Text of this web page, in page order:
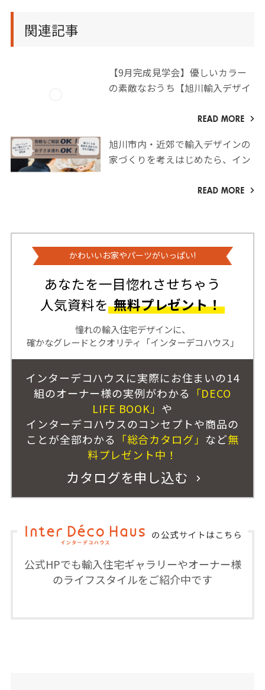
関連記事
【9月完成見学会】優しいカラー
の素敵なおうち【旭川輸入デザイ
旭川市内・近郊で輸入デザインの
家づくりを考えはじめたら、イン
かわいいお家やパーツがいっぱい!
あなたを一目惚れさせちゃう
人気資料を 無料プレゼント！
憧れの輸入住宅デザインに、
確かなグレードとクオリティ「インターデコハウス」
インターデコハウスに実際にお住まいの14
組のオーナー様の実例がわかる 「DECO
LIFE BOOK」 や
インターデコハウスのコンセプトや商品の
ことが全部わかる 「総合カタログ」 など無
料プレゼント中！
カタログを申し込む
公式HPでも輸入住宅ギャラリーやオーナー様
のライフスタイルをご紹介中です